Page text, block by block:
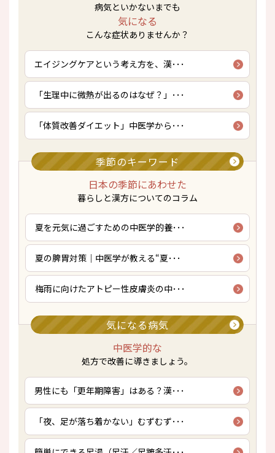
病気といかないまでも
気になる
こんな症状ありませんか？
エイジングケアという考え方を、漢･･･
「生理中に微熱が出るのはなぜ？」･･･
「体質改善ダイエット」中医学から･･･
季節のキーワード
日本の季節にあわせた
暮らしと漢方についてのコラム
夏を元気に過ごすための中医学的養･･･
夏の脾胃対策｜中医学が教える“夏･･･
梅雨に向けたアトピー性皮膚炎の中･･･
気になる病気
中医学的な
処方で改善に導きましょう。
男性にも「更年期障害」はある？漢･･･
「夜、足が落ち着かない」むずむず･･･